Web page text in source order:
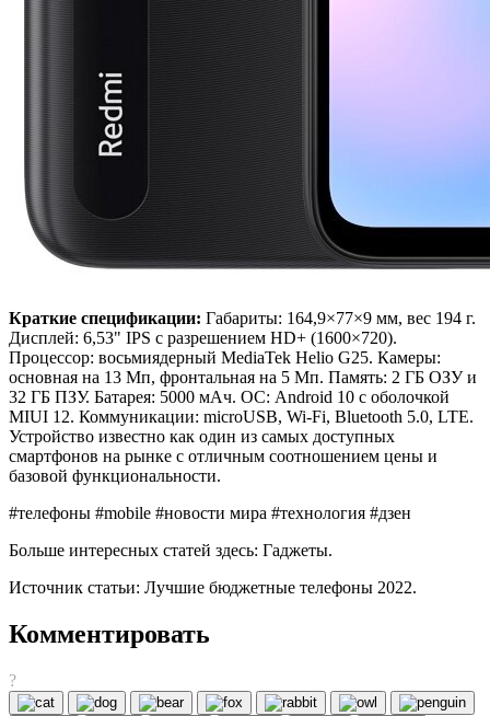
Краткие спецификации: Габариты: 164,9×77×9 мм, вес 194 г.
Дисплей: 6,53" IPS с разрешением HD+ (1600×720).
Процессор: восьмиядерный MediaTek Helio G25. Камеры:
основная на 13 Мп, фронтальная на 5 Мп. Память: 2 ГБ ОЗУ и
32 ГБ ПЗУ. Батарея: 5000 мАч. ОС: Android 10 с оболочкой
MIUI 12. Коммуникации: microUSB, Wi-Fi, Bluetooth 5.0, LTE.
Устройство известно как один из самых доступных
смартфонов на рынке с отличным соотношением цены и
базовой функциональности.
#телефоны #mobile #новости мира #технология #дзен
Больше интересных статей здесь: Гаджеты.
Источник статьи: Лучшие бюджетные телефоны 2022.
Комментировать
?